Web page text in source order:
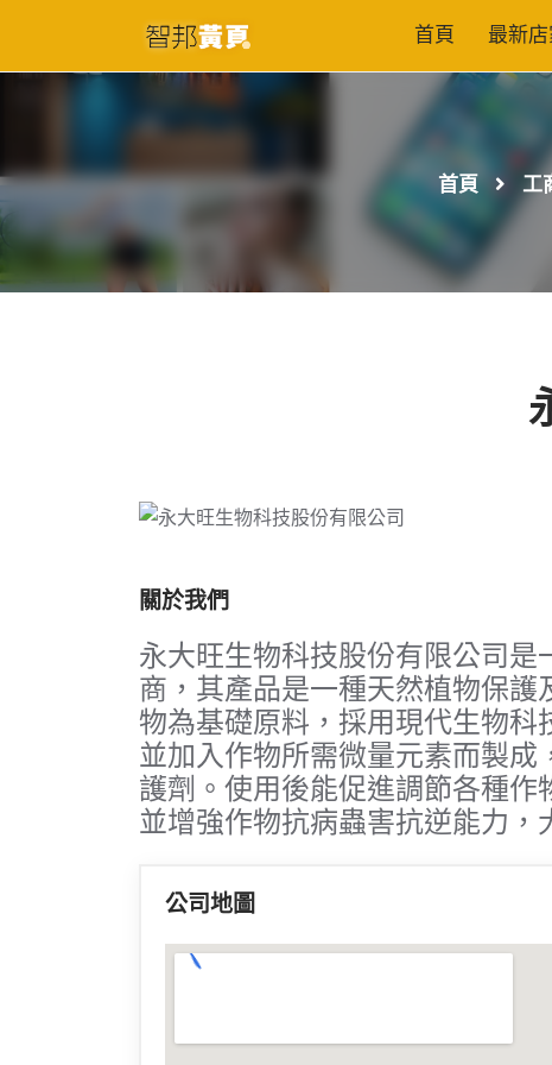
首頁 最新店
首頁 工
關於我們
永大旺生物科技股份有限公司
商，其產品是一種天然植物保護
物為基礎原料，採用現代生物科
並加入作物所需微量元素而製
護劑。使用後能促進調節各種作
並增強作物抗病蟲害抗逆能力，
公司地圖